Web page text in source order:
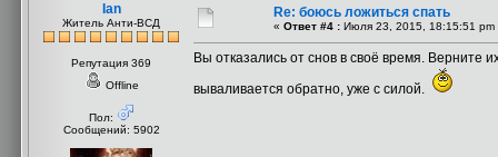
Ian
Житель Анти-ВСД
Репутация 369
Offline
Пол:
Сообщений: 5902
Re: боюсь ложиться спать
« Ответ #4 : Июля 23, 2015, 18:15:51 pm
Вы отказались от снов в своё время. Верните
вываливается обратно, уже с силой.